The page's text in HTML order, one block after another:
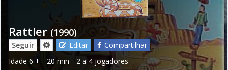
Rattler (1990)
Seguir Editar
Compartilhar
Idade 6 + 20 min 2 a 4 jogadores